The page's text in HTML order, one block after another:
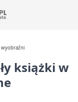
wyobraźni
książki w